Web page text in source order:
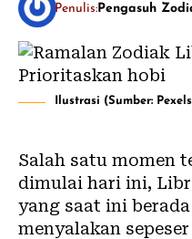
Penulis: Pengasuh
Ilustrasi (Sumber:
Salah satu momen
dimulai hari ini,
yang saat ini
menyalakan